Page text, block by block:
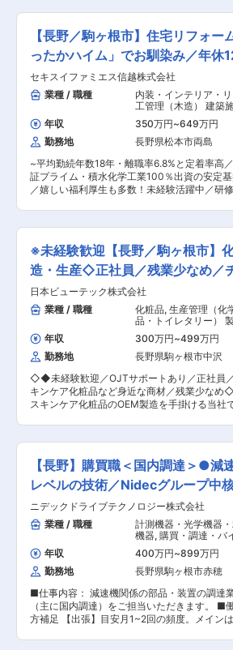
スタイル（在宅勤務ベース）となりますため
自身でのスケジュール管理が求められます。
数回の土曜出社の日はありますが、基本的に
日がお休みです。 ・働き方改革にも積極的に取
組み中で、残業時間も月平均10時間とワークラ
フバランスのとれた環境です。 ■当社について：
◎当社は「おやつ＆スイーツ」のソリューシ
企業として、オリジナルブランド＆OEM＆PBで
ドーナツや半生菓子中心に幅広い商品展開して
ます。 ◎高品質な素材を用いたおいしく安全な
品を提供する事で、現在では全国の大手スー
やコンビニチェーンの店頭に商品が並んでいま
す。 ◎代表的な商品としては、”牧場のシリー
り、アイスドーナツやゼッポリーネなどの新
の投入による新規マーケットの開拓にも取り
を使った、栄養価の高い安全な菓子をコンセ
に開発した信州牧場のドーナツは、全国菓子
覧会で名誉総裁賞技術賞を受賞しています。 変更
の範囲：会社の定める業務
入: 減速機の部品（ギア、シャフト、ケーシン
など）を加工するための旋盤、熱処理設備、
立てロボットなどを選定し、導入計画を立て
・工程設計: 部品の加工から組み立て、検査、
包まで、各工程の作業内容や順序を最適化し、
準作業手順書の作成。 2. 生産プロセスの改善 ・
歩留まり向上: 不良品が発生する原因を特定し
加工条件の見直しや設備の調整を行うことで
良率低減を目指す。 ・生産性向上: サイクルタ
ム（一つの製品を作るのにかかる時間）を短縮
るため、作業のムダをなくしたり、ロボットや
動化設備を導入検討。 ・コスト削減: 材料や工
の消費量を見直したり、エネルギー効率の高
備を導入したりして、生産コスト削減を目指
3. 品質の安定化とトラブル対応 ・品質問題の
析と対策: 完成品や中間工程で品質不良が見つ
事業計画に基づき、「今後どのような生産技
必要か」「どんな設備に投資すべきか」とい
技術戦略の策定。 ・投資計画の策定と実行:
の生産ライン導入や大規模な設備更新など、多
の投資を伴うプロジェクトの計画を立て、予算
確保し、実行を管理。 ・部門の予算管理: 部門
体の経費（人件費、設備費、研究開発費など
予算を管理し、費用対効果の最大化を目指す。 5.
人材育成と組織マネジメント ・部下個々のキャ
アプランを考慮し、必要なスキルや知識を習得
るための教育計画を立てる。 ・部下の業務遂
力や成果を評価し、個人の成長とモチベーシ
向上をサポート（配下は長野の駒ケ根工場・上
ピン・中国工場のサポートも管轄）。 ■担当商材
について https://www.nidec.com/jp/nidec-
変更の範囲：会社の定める業務
【長野／駒ヶ根市】住宅リフォ
ったかハイム」でお馴染み／年休
セキスイファミエス信越株式会社
業種 / 職種
内装・インテリア・
工管理（木造） 建築
装・リフォーム・イン
年収 350万円~649万円
勤務地
長野県松本市両島
~平均勤続年数18年・離職率6.8%と定着率高
証プライム・積水化学工業100％出資の安定
／嬉しい福利厚生も多数！未経験活躍中／研
向けにリフォームやメンテナンスを提供する
にて、施工管理を担当いただきます。細かな
は営業が担当し、中程度以上の工事で主に工
理／安全管理／品質管理／原価管理に携わりま
す。 ■業務詳細： ・お客様と最終図面の確認
予算、工事計画の策定・管理／協力業者の手配
工事現場での管理（安全・品質・納期含む）
場でのお客様へのご説明、お引渡し ■業務の
力： ・20時にはPCがシャットダウンする仕組
で過度な残業を抑制しています。協力会社の方
長年やり取りをしており、スムーズなやり取り
可能です。 ・請け負った工事の金額に対して給
が上乗せされていく給与体系です。現場での
を通して、徐々に給与を上げていくことがで
す。 ■鉄骨戸建住宅販売棟数No.1・長野県内
着工棟数No.1 セキスイハイムブランドの特徴
た電力を中心に生活し、余った電力は蓄電池
電。夜や万が一の災害時は貯めた電力を活用す
る、環境にもお財布にもやさしい暮らしを実
ています。 (2)全国8か所の工場で生産を行って
ます。全88種のバリュエーションをもつ鉄骨ユ
ットを組み合わせて“枠”を作り、空間を自由
切りながらも、それに左右されない強靭な住
作っています。また、60年に及ぶ長期サポート
ステムが付いているため、長い間に渡りオーナ
様との関係性を築けています。 (3)住まいの健康
状態を60年間にわたり無償で診断し、メンテ
スのプロが必要な修繕・メンテナンスを的確
施します。ご家族のライフステージや最新設備
らすためのリフォームもご提案しています。 変更
※未経験歓迎【長野／駒ヶ根市】
造・生産◇正社員／残業少なめ／
日本ビューテック株式会社
業種 / 職種
化粧品, 生産管理（化
品・トイレタリー）
ーター
年収 300万円~499万円
勤務地
長野県駒ヶ根市中沢
◇◆未経験歓迎／OJTサポートあり／正社員
キンケア化粧品など身近な商材／残業少な
スキンケア化粧品のOEM製造を手掛ける当社
る方なら、ゼロから挑戦できます。 ■業務内容
・工場内での化粧品バルク(中身)の製造 →作
示書に従い、規定量通りの原料を計量、計量
た原料を製造装置(釜)へ投入し混合(加熱⇒溶
冷却)、使用後の製造装置及び器具の洗浄、製
示書などの簡単なデータ入力等 ・工場内での化粧
品の生産 →出来上がった化粧品のバルク（中
を容器に充填・箱詰め・ロット打ちを行います
適正に合わせて、製造生産いずれかの業務をお
いします ■働く環境 ・スタッフの勤務年数も長
く、長期的に働けます。 ・冷暖房完備の清潔な
場で、快適に作業できます。 ・20〜50代のス
ッフが多数活躍中。 ・未経験スタートの方も
く、サポート体制が整っています。 ■働き方 ・
残業は少なめでプライベートも充実 ・年間休
119日でオンオフのメリハリ ・安定した受注
【長野】購買職＜国内調達＞●減
レベルの技術／Nidecグループ中
ニデックドライブテクノロジー株式会社
業種 / 職種
計測機器・光学機器
機器, 購買・調達・バ
管理
年収 400万円~899万円
勤務地
長野県駒ヶ根市赤穂
■仕事内容： 減速機関係の部品・装置の調達
（主に国内調達）をご担当いただきます。 ■働き
方補足 【出張】目安月1~2回の頻度。メイン